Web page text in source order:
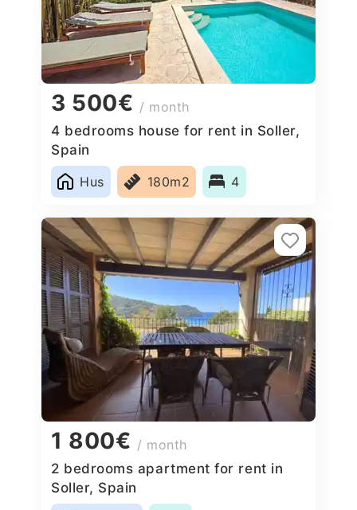
3 500€ / month
4 bedrooms house for rent in Soller,
Spain
Hus
180m2 4
1 800€ / month
2 bedrooms apartment for rent in
Soller, Spain